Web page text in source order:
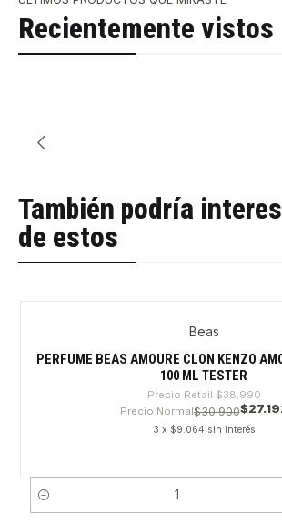
Recientemente vistos
También podría
de estos
Beas
PERFUME BEAS AMOURE CLON KENZO
100 ML TESTER
Precio Retail $38.990
Precio Normal$30.900
3 x $9.064 sin interés
Cantidad